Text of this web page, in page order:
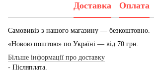
Доставка Оплата
Самовивіз з нашого магазину — безкоштовно.
«Новою поштою» по Україні — від 70 грн.
Більше інформації про доставку
- Післяплата.